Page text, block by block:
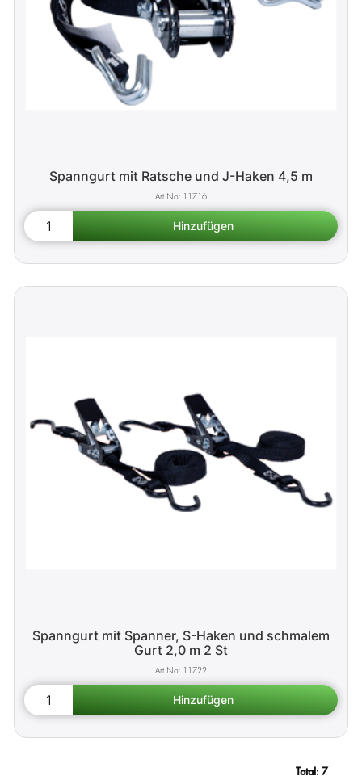
Spanngurt mit Ratsche und J-Haken 4,5 m
11716
Spanngurt mit Spanner, S-Haken und schmalem
Gurt 2,0 m 2 St
11722
Total: 7